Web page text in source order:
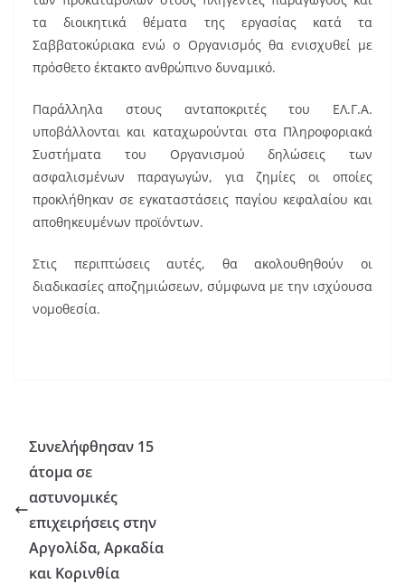
τα διοικητικά θέματα της εργασίας κατά τα
Σαββατοκύριακα ενώ ο Οργανισμός θα ενισχυθεί με
πρόσθετο έκτακτο ανθρώπινο δυναμικό.
Παράλληλα στους ανταποκριτές του ΕΛ.Γ.Α.
υποβάλλονται και καταχωρούνται στα Πληροφοριακά
Συστήματα του Οργανισμού δηλώσεις των
ασφαλισμένων παραγωγών, για ζημίες οι οποίες
προκλήθηκαν σε εγκαταστάσεις παγίου κεφαλαίου και
αποθηκευμένων προϊόντων.
Στις περιπτώσεις αυτές, θα ακολουθηθούν οι
διαδικασίες αποζημιώσεων, σύμφωνα με την ισχύουσα
νομοθεσία.
Συνελήφθησαν 15
άτομα σε
αστυνομικές
επιχειρήσεις στην
Αργολίδα, Αρκαδία
και Κορινθία